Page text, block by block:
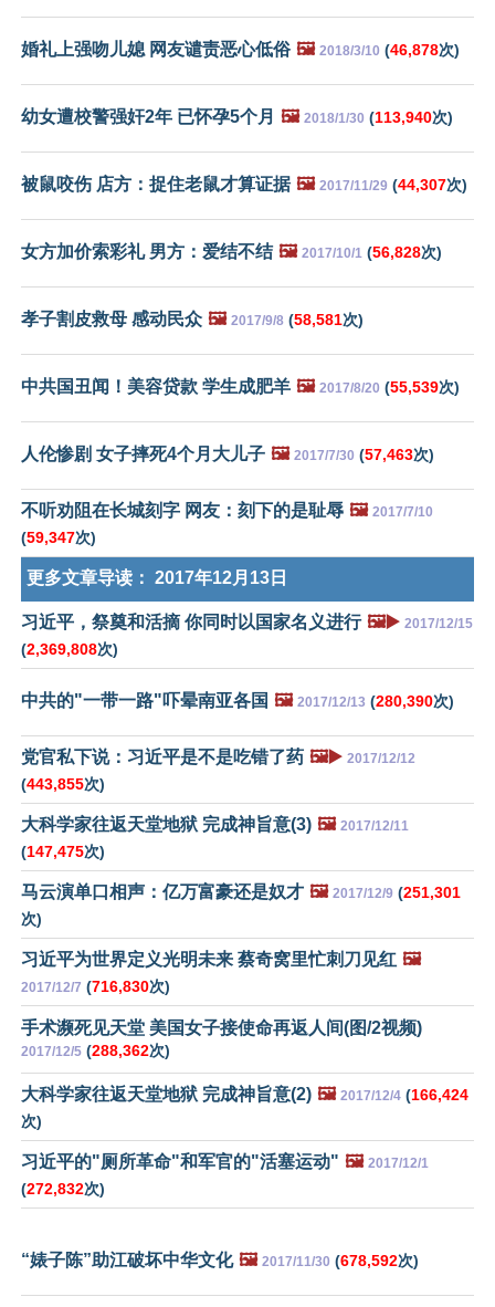
婚礼上强吻儿媳 网友谴责恶心低俗 🖼️ 2018/3/10 (46,878次)
幼女遭校警强奸2年 已怀孕5个月 🖼️ 2018/1/30 (113,940次)
被鼠咬伤 店方：捉住老鼠才算证据 🖼️ 2017/11/29 (44,307次)
女方加价索彩礼 男方：爱结不结 🖼️ 2017/10/1 (56,828次)
孝子割皮救母 感动民众 🖼️ 2017/9/8 (58,581次)
中共国丑闻！美容贷款 学生成肥羊 🖼️ 2017/8/20 (55,539次)
人伦惨剧 女子摔死4个月大儿子 🖼️ 2017/7/30 (57,463次)
不听劝阻在长城刻字 网友：刻下的是耻辱 🖼️ 2017/7/10
(59,347次)
更多文章导读： 2017年12月13日
习近平，祭奠和活摘 你同时以国家名义进行 🖼️▶️ 2017/12/15
(2,369,808次)
中共的"一带一路"吓晕南亚各国 🖼️ 2017/12/13 (280,390次)
党官私下说：习近平是不是吃错了药 🖼️▶️ 2017/12/12
(443,855次)
大科学家往返天堂地狱 完成神旨意(3) 🖼️ 2017/12/11
(147,475次)
马云演单口相声：亿万富豪还是奴才 🖼️ 2017/12/9 (251,301
次)
习近平为世界定义光明未来 蔡奇窝里忙刺刀见红 🖼️
2017/12/7 (716,830次)
手术濒死见天堂 美国女子接使命再返人间(图/2视频)
2017/12/5 (288,362次)
大科学家往返天堂地狱 完成神旨意(2) 🖼️ 2017/12/4 (166,424
次)
习近平的"厕所革命"和军官的"活塞运动" 🖼️ 2017/12/1
(272,832次)
“婊子陈”助江破坏中华文化 🖼️ 2017/11/30 (678,592次)